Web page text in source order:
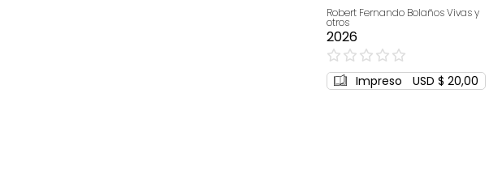
Robert Fernando Bolaños Vivas y
otros
2026
0%
Impreso USD $ 20,00